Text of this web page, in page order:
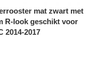
mat zwart met
R-look geschikt voor
2014-2017